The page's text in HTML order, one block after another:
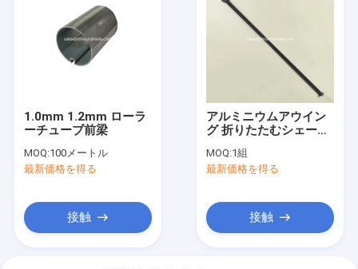
1.0mm 1.2mm ローラ
ーチューブ前梁
MOQ:100メートル
最新価格を得る
接触
アルミニウムアウイン
グ 折りたたむシェード
グ チェーンアーム アク
リル
MOQ:1組
最新価格を得る
接触